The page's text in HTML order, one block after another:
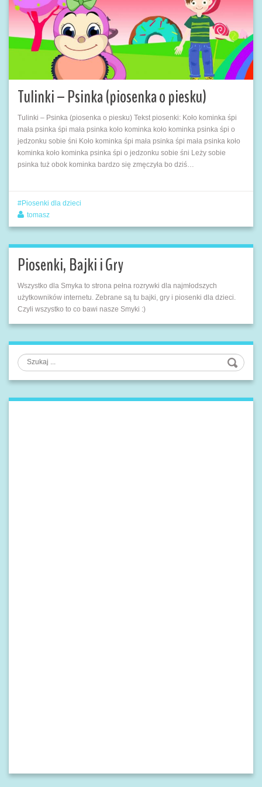
Tulinki – Psinka (piosenka o piesku)
Tulinki – Psinka (piosenka o piesku) Tekst piosenki: Koło kominka śpi
mała psinka śpi mała psinka koło kominka koło kominka psinka śpi o
jedzonku sobie śni Koło kominka śpi mała psinka śpi mała psinka koło
kominka koło kominka psinka śpi o jedzonku sobie śni Leży sobie
psinka tuż obok kominka bardzo się zmęczyła bo dziś…
Piosenki dla dzieci
tomasz
Piosenki, Bajki i Gry
Wszystko dla Smyka to strona pełna rozrywki dla najmłodszych
użytkowników internetu. Zebrane są tu bajki, gry i piosenki dla dzieci.
Czyli wszystko to co bawi nasze Smyki :)
Szukaj